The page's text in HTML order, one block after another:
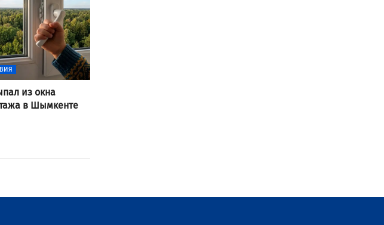
из окна
в Шымкенте